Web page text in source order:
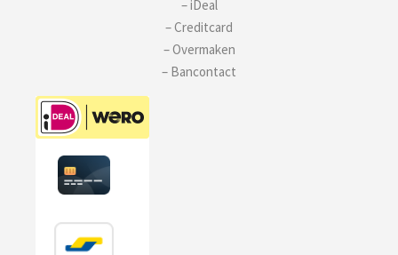
– iDeal
– Creditcard
– Overmaken
– Bancontact